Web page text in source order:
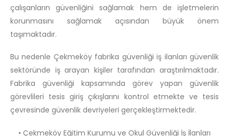
çalışanların güvenliğini sağlamak hem de işletmelerin
korunmasını sağlamak açısından büyük önem
taşımaktadır.
Bu nedenle Çekmeköy fabrika güvenliği iş ilanları güvenlik
sektöründe iş arayan kişiler tarafından araştırılmaktadır.
Fabrika güvenliği kapsamında görev yapan güvenlik
görevlileri tesis giriş çıkışlarını kontrol etmekte ve tesis
çevresinde güvenlik devriyeleri gerçekleştirmektedir.
• Çekmeköy Eğitim Kurumu ve Okul Güvenliği İş İlanları